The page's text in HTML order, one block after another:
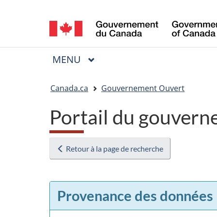
de
la
langue
Menu
MENU PRINCIPAL
Canada.ca Gouvernement Ouvert
Portail du
Retour à la page de recherche
Provenance des données